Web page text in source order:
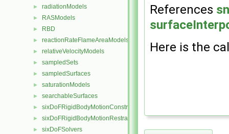
► radiationModels
► RASModels
► RBD
► reactionRateFlameAreaModels
► relativeVelocityModels
► sampledSets
► sampledSurfaces
► saturationModels
► searchableSurfaces
► sixDoFRigidBodyMotionConstraints
► sixDoFRigidBodyMotionRestraints
► sixDoFSolvers
References
Here is the